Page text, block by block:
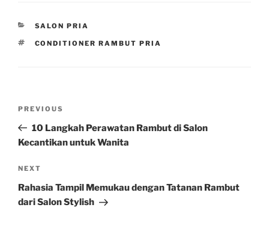
CATEGORIES
SALON PRIA
TAGS
CONDITIONER RAMBUT PRIA
Previous
Post
PREVIOUS
10 Langkah Perawatan Rambut di Salon
Kecantikan untuk Wanita
Next
Post
NEXT
Rahasia Tampil Memukau dengan Tatanan Rambut
dari Salon Stylish